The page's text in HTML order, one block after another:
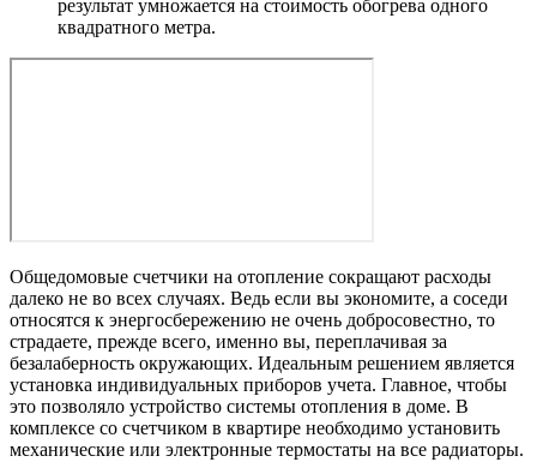
результат умножается на стоимость обогрева одного
квадратного метра.
Общедомовые счетчики на отопление сокращают расходы
далеко не во всех случаях. Ведь если вы экономите, а соседи
относятся к энергосбережению не очень добросовестно, то
страдаете, прежде всего, именно вы, переплачивая за
безалаберность окружающих. Идеальным решением является
установка индивидуальных приборов учета. Главное, чтобы
это позволяло устройство системы отопления в доме. В
комплексе со счетчиком в квартире необходимо установить
механические или электронные термостаты на все радиаторы.